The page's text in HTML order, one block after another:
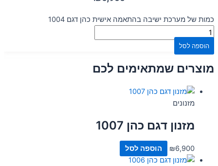
כמות של מערכת ישיבה בהתאמה אישית כהן דגם 1004
הוספה לסל
מוצרים שמתאימים לכם
מזנונים
מזנון דגם כהן 1007
₪6,900 הוספה לסל